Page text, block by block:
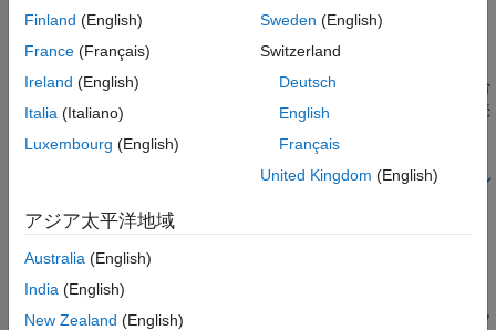
トピック
継続的インテグレーションを使用したソフトウェアの開発と統合
品質およびスループットを向上させるためにソフトウェアを継続
CI プラットフォーム上での MATLAB との継続的インテグレーシ
GitHub®Actions、Jenkins、および GitLab
インテグレーション プラットフォーム上で、MATLAB コードを
実行する。
MATLAB ユニット テスト プラグインを使用したアーティファク
Finland (English)
France (Français)
Ireland (English)
Italia (Italiano)
Luxembourg (English)
Sweden (English)
Switzerland
Deutsch
English
Français
United Kingdom (English)
アジア太平洋地域
Australia (English)
India (English)
New Zealand (English)